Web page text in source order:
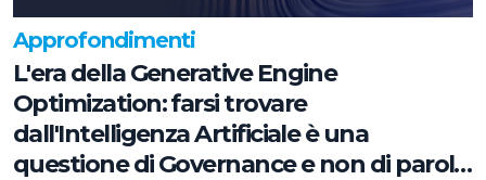
Approfondimenti
L'era della Generative Engine
Optimization: farsi trovare
dall'Intelligenza Artificiale è una
questione di Governance e non di parole